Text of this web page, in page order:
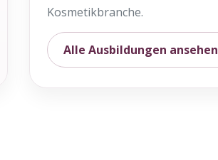
Kosmetikbranche.
Alle Ausbildungen ansehen